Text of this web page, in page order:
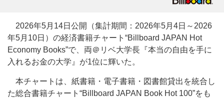
2026年5月14日公開（集計期間：2026年5月4日～2026
年5月10日）の経済書籍チャート“Billboard JAPAN Hot
Economy Books”で、両＠リベ大学長『本当の自由を手に
入れるお金の大学』が1位に輝いた。
本チャートは、紙書籍・電子書籍・図書館貸出を統合し
た総合書籍チャート“Billboard JAPAN Book Hot 100”をも